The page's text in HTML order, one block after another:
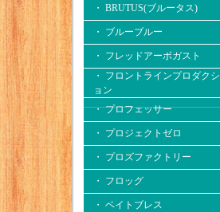
・ BRUTUS(ブルータス)
・ ブルーブルー
・ フレッドアーボガスト
・ フロントラインプロダクシ
ョン
・ プロフェッサー
・ プロジェクトゼロ
・ プロズファクトリー
・ フロッグ
・ ベイトブレス